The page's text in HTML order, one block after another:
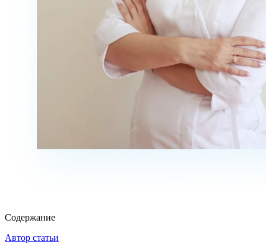
Содержание
Автор статьи